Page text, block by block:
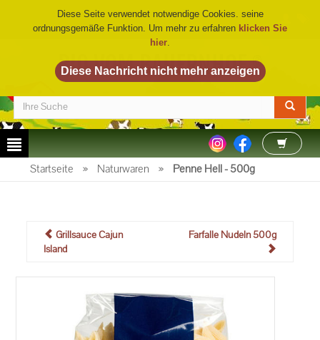
BIO VOM BAUERNHOF©
Startseite » Naturwaren » Penne Hell - 500g
Grillsauce Cajun
Island
Farfalle Nudeln 500g
Diese Seite verwendet notwendige Cookies. seine
ordnungsgemäße Funktion. Um mehr zu erfahren klicken Sie
hier.